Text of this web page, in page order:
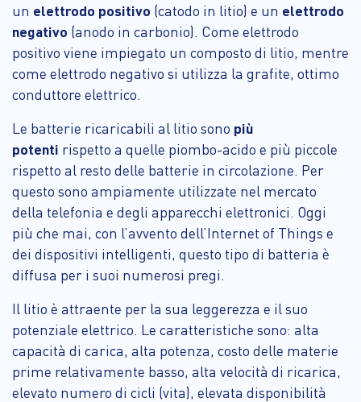
un elettrodo positivo (catodo in litio) e un elettrodo
negativo (anodo in carbonio). Come elettrodo
positivo viene impiegato un composto di litio, mentre
come elettrodo negativo si utilizza la grafite, ottimo
conduttore elettrico.
Le batterie ricaricabili al litio sono più
potenti rispetto a quelle piombo-acido e più piccole
rispetto al resto delle batterie in circolazione. Per
questo sono ampiamente utilizzate nel mercato
della telefonia e degli apparecchi elettronici. Oggi
più che mai, con l’avvento dell’Internet of Things e
dei dispositivi intelligenti, questo tipo di batteria è
diffusa per i suoi numerosi pregi.
Il litio è attraente per la sua leggerezza e il suo
potenziale elettrico. Le caratteristiche sono: alta
capacità di carica, alta potenza, costo delle materie
prime relativamente basso, alta velocità di ricarica,
elevato numero di cicli (vita), elevata disponibilità